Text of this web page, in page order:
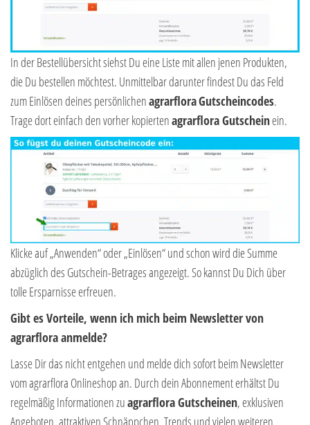
In der Bestellübersicht siehst Du eine Liste mit allen jenen Produkten,
die Du bestellen möchtest. Unmittelbar darunter findest Du das Feld
zum Einlösen deines persönlichenagrarfloraGutscheincodes.
Trage dort einfach den vorher kopiertenagrarflora Gutscheinein.
Klicke auf „Anwenden“ oder „Einlösen“ und schon wird die Summe
abzüglich des Gutschein-Betrages angezeigt. So kannst Du Dich über
tolle Ersparnisse erfreuen.
Gibt es Vorteile, wenn ich mich beim Newsletter von
agrarflora anmelde?
Lasse Dir das nicht entgehen und melde dich sofort beim Newsletter
vom agrarflora Onlineshop an. Durch dein Abonnement erhältst Du
regelmäßig Informationen zuagrarflora Gutscheinen, exklusiven
Angeboten, attraktiven Schnäppchen, Trends und vielen weiteren